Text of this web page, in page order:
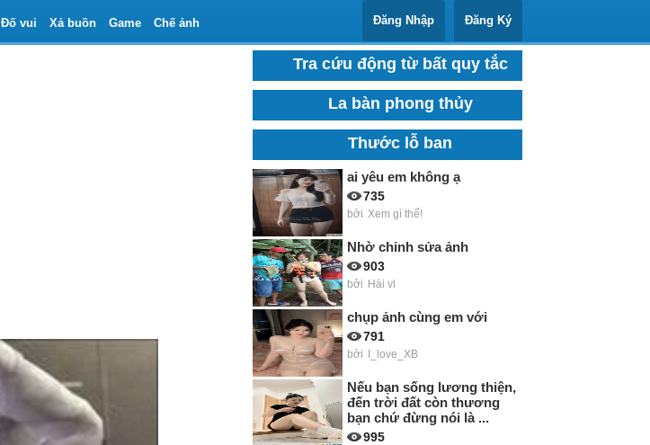
Đố vui Xả buồn Game Chế ảnh Đăng Ký
Đăng Nhập
Tra cứu động từ bất quy tắc
La bàn phong thủy
Thước lỗ ban
ai yêu em không ạ
735
bởi Xem gì thế!
Nhờ chỉnh sửa ảnh
903
bởi Hài vl
chụp ảnh cùng em với
791
bởi I_love_XB
Nếu bạn sống lương thiện,
đến trời đất còn thương
bạn chứ đừng nói là ...
995